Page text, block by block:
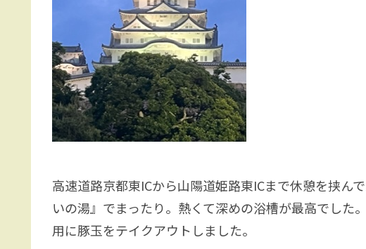
高速道路京都東ICから山陽道姫路東ICまで休憩を挟ん
いの湯』でまったり。熱くて深めの浴槽が最高でした
用に豚玉をテイクアウトしました。